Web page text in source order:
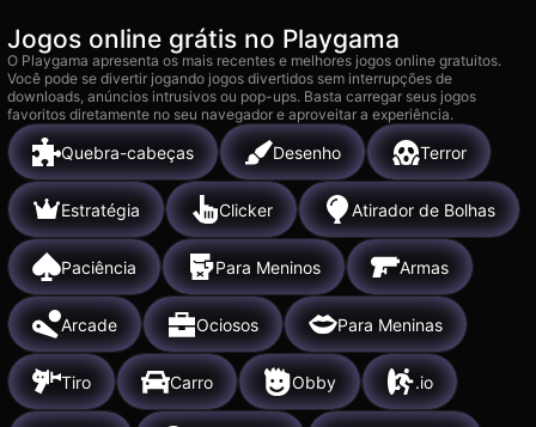
Jogos online grátis no Playgama
O Playgama apresenta os mais recentes e melhores jogos online gratuitos.
Você pode se divertir jogando jogos divertidos sem interrupções de
downloads, anúncios intrusivos ou pop-ups. Basta carregar seus jogos
favoritos diretamente no seu navegador e aproveitar a experiência.
Quebra-cabeças Desenho Terror
Estratégia Clicker Atirador de Bolhas
Paciência Para Meninos Armas
Arcade Ociosos Para Meninas
Tiro Carro Obby .io